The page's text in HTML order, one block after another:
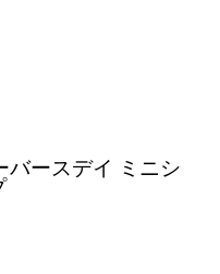
バースデイ ミニシ